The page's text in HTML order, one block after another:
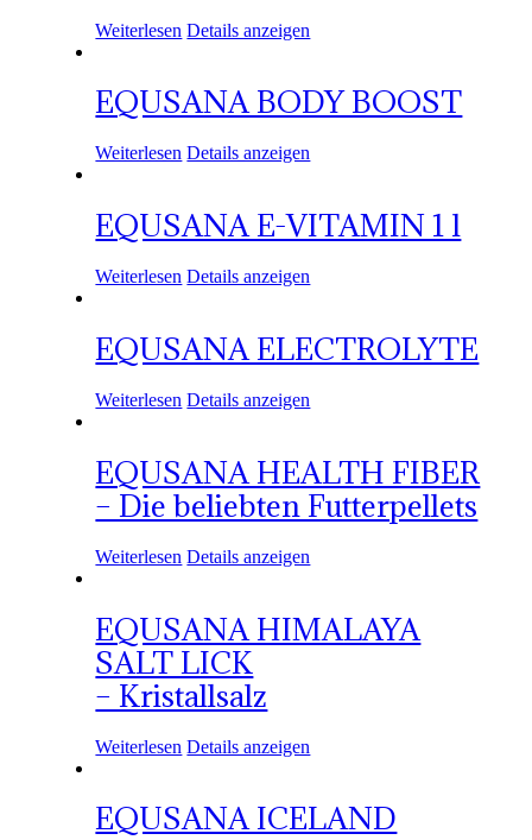
Weiterlesen Details anzeigen
EQUSANA BODY BOOST
Weiterlesen Details anzeigen
EQUSANA E-VITAMIN 1 l
Weiterlesen Details anzeigen
EQUSANA ELECTROLYTE
Weiterlesen Details anzeigen
EQUSANA HEALTH FIBER
– Die beliebten Futterpellets
Weiterlesen Details anzeigen
EQUSANA HIMALAYA
SALT LICK
– Kristallsalz
Weiterlesen Details anzeigen
EQUSANA ICELAND